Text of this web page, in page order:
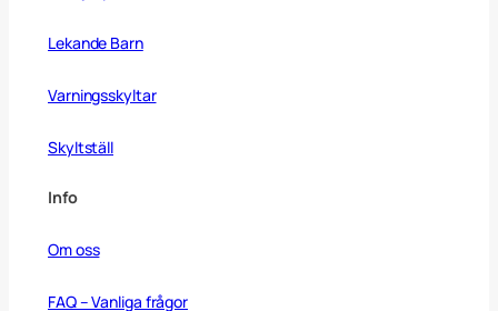
Lekande Barn
Varningsskyltar
Skyltställ
Info
Om oss
FAQ – Vanliga frågor